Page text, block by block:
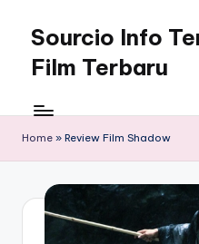
content
Sourcio Info
Film Terbaru
Home » Review Film Shadow